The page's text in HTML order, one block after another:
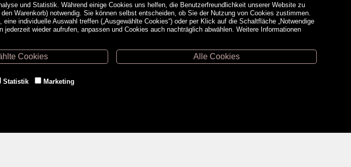
Service
Versandkosten
und Statistik. Während einige Cookies uns helfen, die Benutzerfreundlichkeit unserer Website zu
Warenkorb) notwendig. Sie können selbst entscheiden, ob Sie der Nutzung von Cookies zustimmen.
individuelle Auswahl treffen („Ausgewählte Cookies“) oder per Klick auf die Schaltfläche „Notwendige
jederzeit wieder aufrufen, anpassen und Cookies auch nachträglich abwählen. Weitere Informationen
Cookies Alle Cookies
Statistik Marketing